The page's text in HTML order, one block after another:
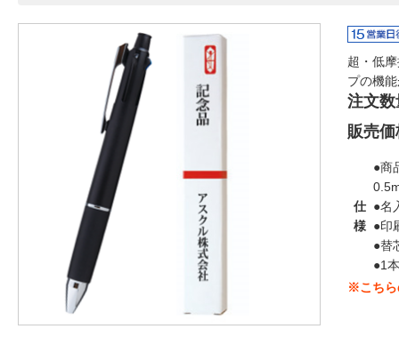
超・低
プの機
注文数
販売価
仕
様
●商
●名
●印
●替
●1
※こちら